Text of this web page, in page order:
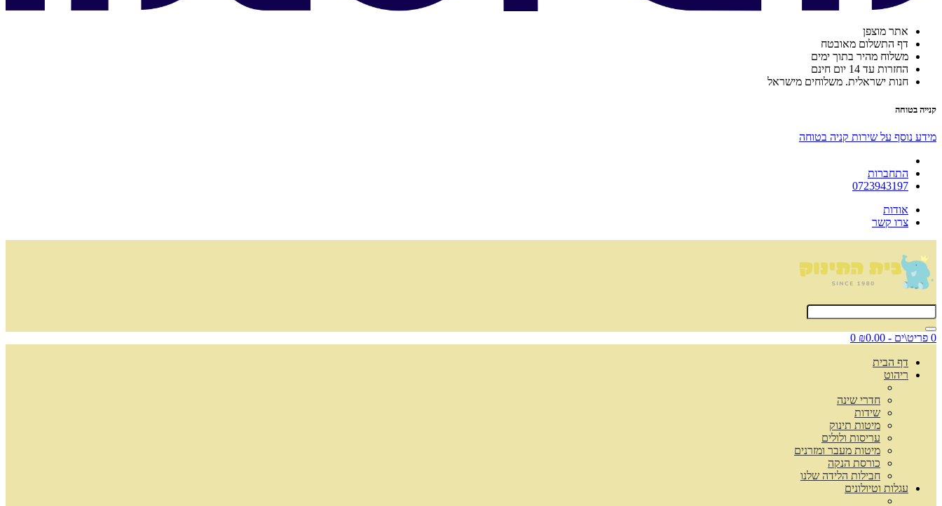
אתר מוצפן
דף התשלום מאובטח
משלוח מהיר בתוך ימים
החזרות עד 14 יום חינם
חנות ישראלית. משלוחים מישראל
קנייה בטוחה
מידע נוסף על שירות קניה בטוחה
התחברות
0723943197
אודות
צרו קשר
0 פריט\ים - ₪0.00 0
דף הבית
ריהוט
חדרי שינה
שידות
מיטות תינוק
עריסות ולולים
מיטות מעבר ומזרנים
כורסת הנקה
חבילות הלידה שלנו
עגלות וטיולונים